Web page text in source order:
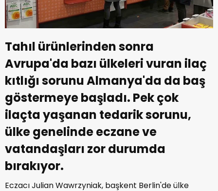
Tahıl ürünlerinden sonra
Avrupa'da bazı ülkeleri vuran ilaç
kıtlığı sorunu Almanya'da da baş
göstermeye başladı. Pek çok
ilaçta yaşanan tedarik sorunu,
ülke genelinde eczane ve
vatandaşları zor durumda
bırakıyor.
Eczacı Julian Wawrzyniak, başkent Berlin'de ülke